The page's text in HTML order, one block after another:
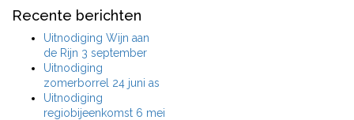
Recente berichten
Uitnodiging Wijn aan
de Rijn 3 september
Uitnodiging
zomerborrel 24 juni as
Uitnodiging
regiobijeenkomst 6 mei